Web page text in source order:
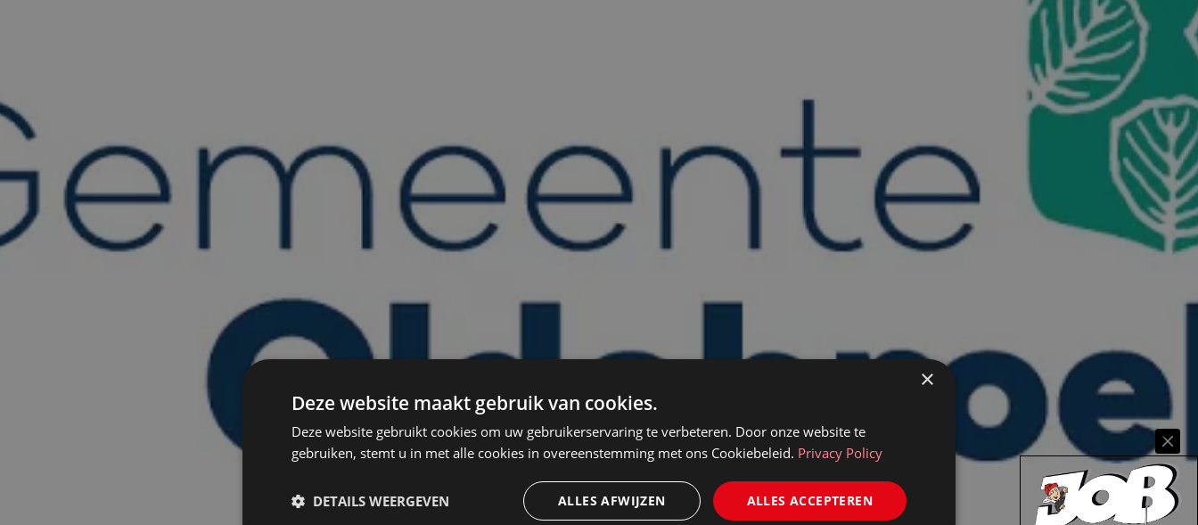
×
Deze website maakt gebruik van cookies.
Deze website gebruikt cookies om uw gebruikerservaring te verbeteren. Door onze website te
gebruiken, stemt u in met alle cookies in overeenstemming met ons Cookiebeleid. Privacy Policy
ALLES ACCEPTEREN
ALLES AFWIJZEN
DETAILS WEERGEVEN